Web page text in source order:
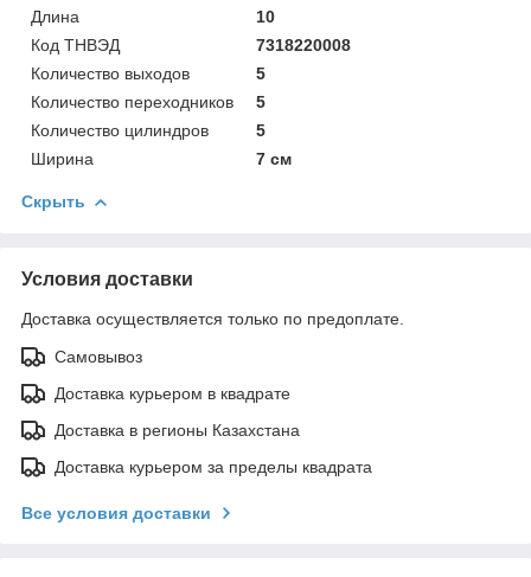
Длина
10
Код ТНВЭД
7318220008
Количество выходов
5
Количество переходников
5
Количество цилиндров
5
Ширина
7 см
Скрыть
Условия доставки
Доставка осуществляется только по предоплате.
Самовывоз
Доставка курьером в квадрате
Доставка в регионы Казахстана
Доставка курьером за пределы квадрата
Все условия доставки